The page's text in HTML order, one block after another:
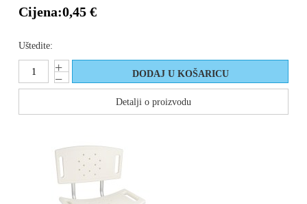
Cijena:0,45 €
Uštedite:
Detalji o proizvodu